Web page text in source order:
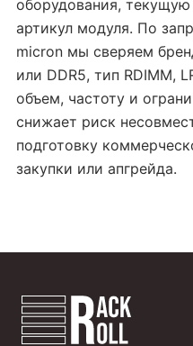
оборудования,
артикул модуля. По
micron мы сверяем
или DDR5, тип RDIMM,
объем, частоту и
снижает риск
подготовку
закупки или апгрейда.